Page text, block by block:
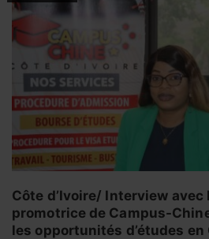
Côte d’Ivoire/ Interview avec
promotrice de Campus-
les opportunités d’études en